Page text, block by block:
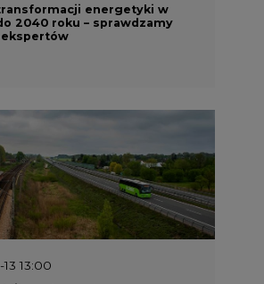
energetyki w
2040 roku – sprawdzamy
13:00